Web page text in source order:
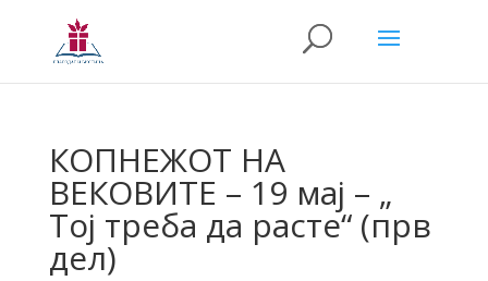
КОПНЕЖОТ НА
ВЕКОВИТЕ – 19 мај – „
Тој треба да расте“ (прв
дел)